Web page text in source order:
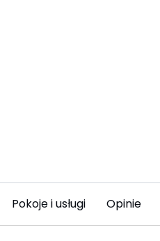
Pokoje i usługi Opinie